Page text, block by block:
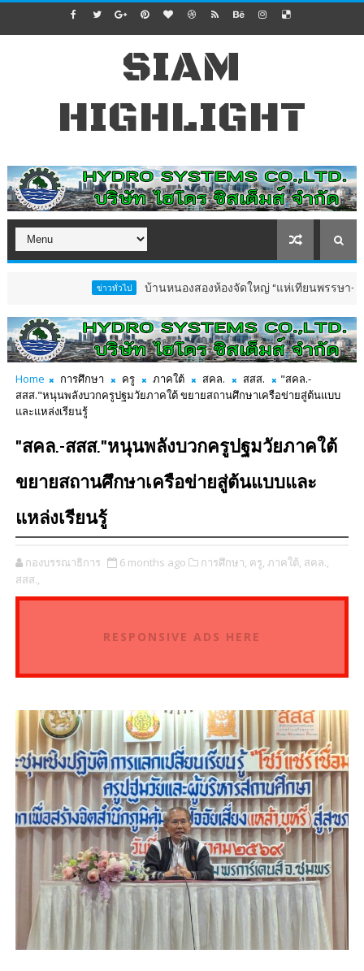
SIAM
HIGHLIGHT
บ้านหนองสองห้องจัดใหญ่ “แห่เทียนพรรษา–ผ้าป่าซาเล้งป
Home การศึกษา ครู ภาคใต้ สคล. สสส.
"สคล.-
สสส."หนุนพลังบวกครูปฐมวัยภาคใต้ ขยายสถานศึกษาเครือข่ายสู่ต้นแบบ
และแหล่งเรียนรู้
"สคล.-สสส."หนุนพลังบวกครูปฐมวัยภาคใต้
ขยายสถานศึกษาเครือข่ายสู่ต้นแบบและ
แหล่งเรียนรู้
กองบรรณาธิการ 6 months ago การศึกษา, ครู, ภาคใต้, สคล.,
สสส.,
RESPONSIVE ADS HERE